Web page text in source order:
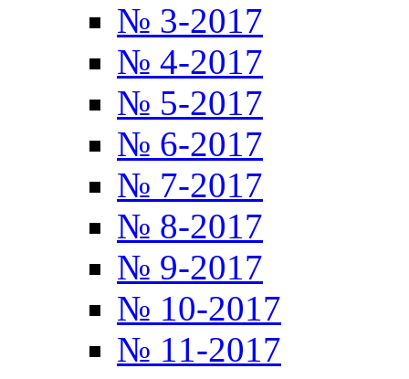
№ 3-2017
№ 4-2017
№ 5-2017
№ 6-2017
№ 7-2017
№ 8-2017
№ 9-2017
№ 10-2017
№ 11-2017